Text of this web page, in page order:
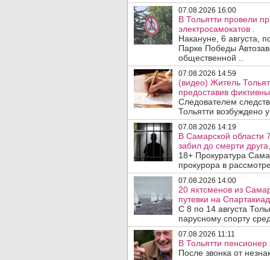
07.08.2026 16:00
В Тольятти провели
электросамокатов .
Накануне, 6 августа,
Парке Победы
общественной ..
07.08.2026 14:59
(видео) Житель
предоставив
Следователем
Тольятти возбуждено
07.08.2026 14:19
В Самарской области
забил до смерти
18+ Прокуратура
прокурора в
07.08.2026 14:00
20 яхтсменов из
путевки на
С 8 по 14 августа
парусному спорту
07.08.2026 11:11
В Тольятти
После звонка от